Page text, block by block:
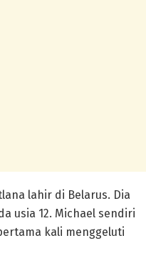
lahir di Belarus. Dia
usia 12. Michael sendiri
kali menggeluti